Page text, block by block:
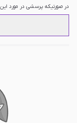
در صورتیکه پرسشی در مورد